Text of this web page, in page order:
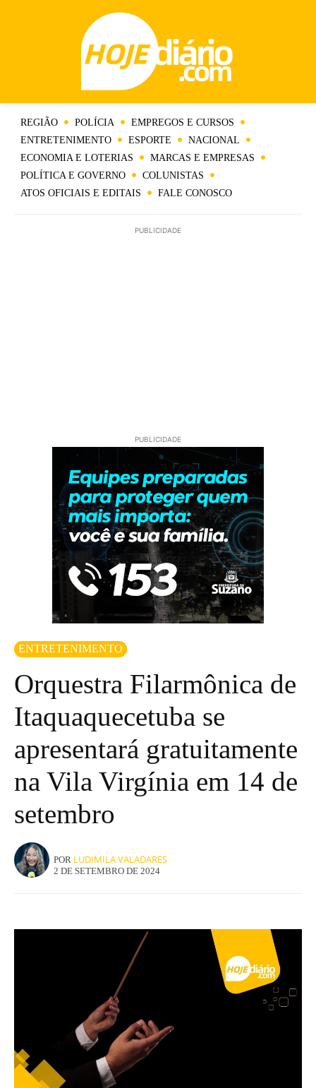
REGIÃO POLÍCIA
EMPREGOS E CURSOS
ENTRETENIMENTO
ESPORTE
NACIONAL
ECONOMIA E LOTERIAS
MARCAS E EMPRESAS
POLÍTICA E GOVERNO
COLUNISTAS
ATOS OFICIAIS E EDITAIS
FALE CONOSCO
PUBLICIDADE
PUBLICIDADE
ENTRETENIMENTO
Orquestra Filarmônica de
Itaquaquecetuba se
apresentará gratuitamente
na Vila Virgínia em 14 de
setembro
POR LUDIMILA VALADARES
2 DE SETEMBRO DE 2024